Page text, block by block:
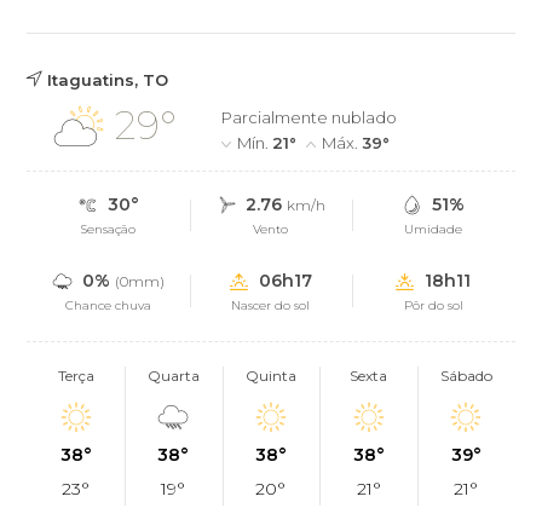
Itaguatins, TO
29°
Parcialmente nublado
Mín. 21° Máx.39°
30°
Sensação
2.76 km/h
Vento
51%
Umidade
0% (0mm)
Chance chuva
06h17
Nascer do sol
18h11
Pôr do sol
Terça
38°
23°
Quarta
38°
19°
Quinta
38°
20°
Sexta
38°
21°
Sábado
39°
21°